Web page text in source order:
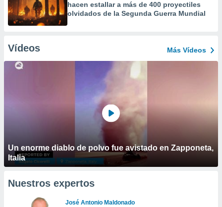
hacen estallar a más de 400 proyectiles
olvidados de la Segunda Guerra Mundial
Vídeos Más Vídeos
Un enorme diablo de polvo fue avistado en Zapponeta,
Italia
Nuestros expertos
José Antonio Maldonado